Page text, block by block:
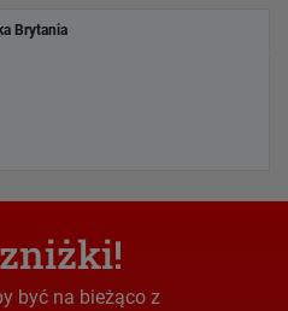
Brytania
być na bieżąco z